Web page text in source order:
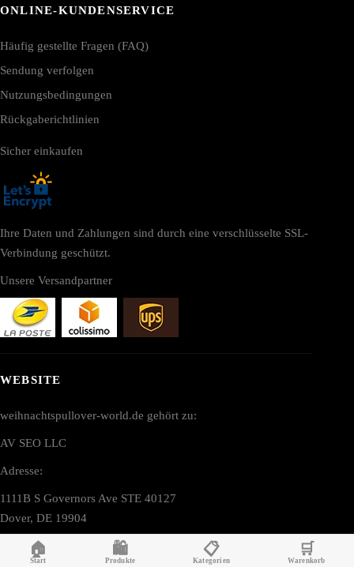
ONLINE-KUNDENSERVICE
Häufig gestellte Fragen (FAQ)
Sendung verfolgen
Nutzungsbedingungen
Rückgaberichtlinien
Sicher einkaufen
Ihre Daten und Zahlungen sind durch eine verschlüsselte SSL-
Verbindung geschützt.
Unsere Versandpartner
WEBSITE
weihnachtspullover-world.de gehört zu:
AV SEO LLC
Adresse:
1111B S Governors Ave STE 40127
Dover, DE 19904
USA
🏠
Start
🛍️
Produkte
📋
Kategorien
🛒
Warenkorb